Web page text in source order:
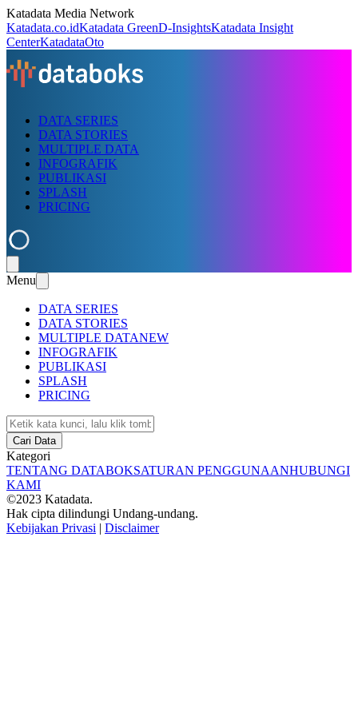
Katadata Media Network
Katadata.co.idKatadata GreenD-InsightsKatadata Insight
CenterKatadataOto
DATA SERIES
DATA STORIES
MULTIPLE DATA
INFOGRAFIK
PUBLIKASI
SPLASH
PRICING
Menu
DATA SERIES
DATA STORIES
MULTIPLE DATANEW
INFOGRAFIK
PUBLIKASI
SPLASH
PRICING
Cari Data
Kategori
TENTANG DATABOKSATURAN PENGGUNAANHUBUNGI
KAMI
©2023 Katadata.
Hak cipta dilindungi Undang-undang.
Kebijakan Privasi | Disclaimer